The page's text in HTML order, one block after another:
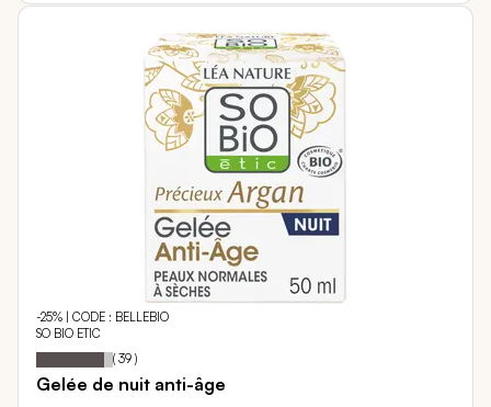
-25% | CODE : BELLEBIO
SO BIO ETIC
Notation: 89
% of
( 39 )
Gelée de nuit anti-âge